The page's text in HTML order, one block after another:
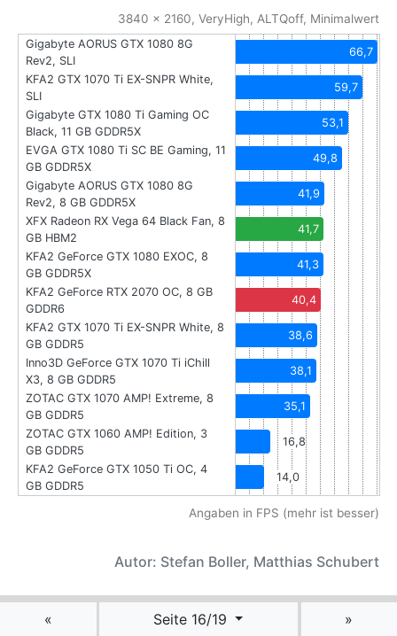
3840 x 2160, VeryHigh, ALTQoff, Minimalwert
Gigabyte AORUS GTX 1080 8G
Rev2, SLI
66,7
KFA2 GTX 1070 Ti EX-SNPR White,
SLI
59,7
Gigabyte GTX 1080 Ti Gaming OC
Black, 11 GB GDDR5X
53,1
EVGA GTX 1080 Ti SC BE Gaming, 11
GB GDDR5X
49,8
Gigabyte AORUS GTX 1080 8G
Rev2, 8 GB GDDR5X
41,9
XFX Radeon RX Vega 64 Black Fan, 8
GB HBM2
41,7
KFA2 GeForce GTX 1080 EXOC, 8
GB GDDR5X
41,3
KFA2 GeForce RTX 2070 OC, 8 GB
GDDR6
40,4
KFA2 GTX 1070 Ti EX-SNPR White, 8
GB GDDR5
38,6
Inno3D GeForce GTX 1070 Ti iChill
X3, 8 GB GDDR5
38,1
ZOTAC GTX 1070 AMP! Extreme, 8
GB GDDR5
35,1
ZOTAC GTX 1060 AMP! Edition, 3
GB GDDR5
16,8
KFA2 GeForce GTX 1050 Ti OC, 4
GB GDDR5
14,0
Angaben in FPS (mehr ist besser)
Autor: Stefan Boller, Matthias Schubert
« Seite 16/19 »